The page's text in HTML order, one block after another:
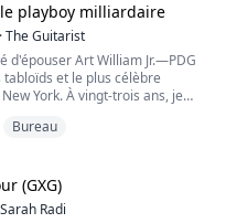
sa meilleure amie Amaya
folle, ce qui montrait en fait
aucune confiance en
playboy milliardaire
·The Guitarist
d'épouser Art William Jr.—PDG
et le plus célèbre
York. À vingt-trois ans, je
étouffée dans le parc… et qui,
Bureau
(GXG)
Sarah Radi